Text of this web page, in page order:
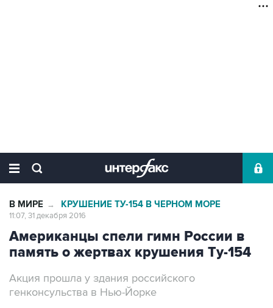
В МИРЕ → КРУШЕНИЕ ТУ-154 В ЧЕРНОМ МОРЕ
11:07, 31 декабря 2016
Американцы спели гимн России в
память о жертвах крушения Ту-154
Акция прошла у здания российского
генконсульства в Нью-Йорке